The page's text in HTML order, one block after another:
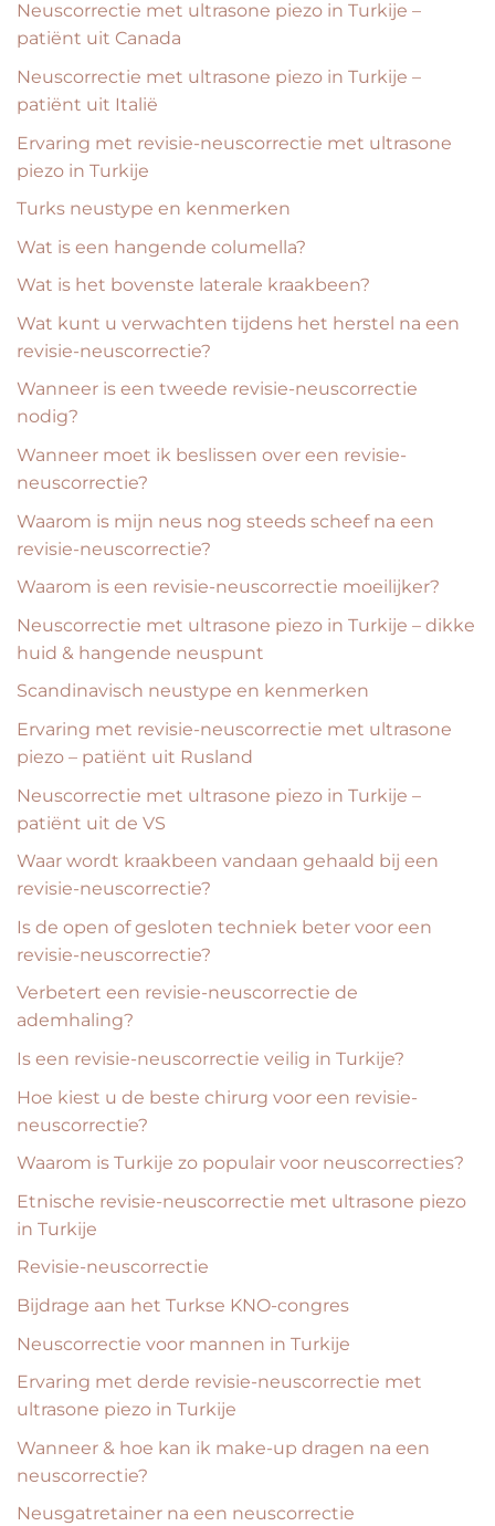
Neuscorrectie met ultrasone piezo in Turkije –
patiënt uit Canada
Neuscorrectie met ultrasone piezo in Turkije –
patiënt uit Italië
Ervaring met revisie-neuscorrectie met ultrasone
piezo in Turkije
Turks neustype en kenmerken
Wat is een hangende columella?
Wat is het bovenste laterale kraakbeen?
Wat kunt u verwachten tijdens het herstel na een
revisie-neuscorrectie?
Wanneer is een tweede revisie-neuscorrectie
nodig?
Wanneer moet ik beslissen over een revisie-
neuscorrectie?
Waarom is mijn neus nog steeds scheef na een
revisie-neuscorrectie?
Waarom is een revisie-neuscorrectie moeilijker?
Neuscorrectie met ultrasone piezo in Turkije – dikke
huid & hangende neuspunt
Scandinavisch neustype en kenmerken
Ervaring met revisie-neuscorrectie met ultrasone
piezo – patiënt uit Rusland
Neuscorrectie met ultrasone piezo in Turkije –
patiënt uit de VS
Waar wordt kraakbeen vandaan gehaald bij een
revisie-neuscorrectie?
Is de open of gesloten techniek beter voor een
revisie-neuscorrectie?
Verbetert een revisie-neuscorrectie de
ademhaling?
Is een revisie-neuscorrectie veilig in Turkije?
Hoe kiest u de beste chirurg voor een revisie-
neuscorrectie?
Waarom is Turkije zo populair voor neuscorrecties?
Etnische revisie-neuscorrectie met ultrasone piezo
in Turkije
Revisie-neuscorrectie
Bijdrage aan het Turkse KNO-congres
Neuscorrectie voor mannen in Turkije
Ervaring met derde revisie-neuscorrectie met
ultrasone piezo in Turkije
Wanneer & hoe kan ik make-up dragen na een
neuscorrectie?
Neusgatretainer na een neuscorrectie